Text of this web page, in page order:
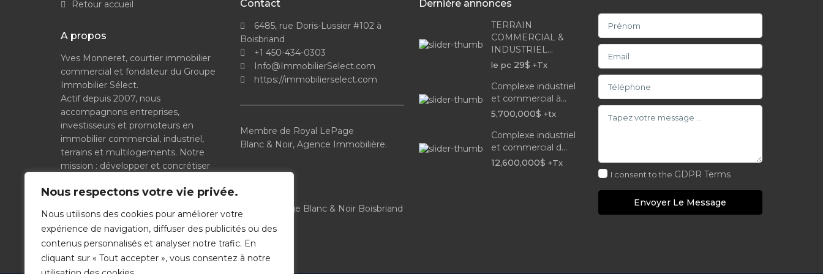
Nous respectons votre vie privée.
Nous utilisons des cookies pour améliorer votre
expérience de navigation, diffuser des publicités ou des
contenus personnalisés et analyser notre trafic. En
cliquant sur « Tout accepter », vous consentez à notre
Retour accueil
A propos
Yves Monneret, courtier immobilier
commercial et fondateur du Groupe
Immobilier Sélect.
Actif depuis 2007, nous
accompagnons entreprises,
investisseurs et promoteurs en
immobilier commercial, industriel,
terrains et multilogements. Notre
mission : développer et concrétiser
simplicité.
Contact
6485, rue Doris-Lussier #102 à
Boisbriand
+1 450-434-0303
Info@ImmobilierSelect.com
https://immobilierselect.com
Membre de Royal LePage
Blanc & Noir, Agence Immobilière.
Royal LePage Blanc & Noir Boisbriand
Dernière annonces
TERRAIN
COMMERCIAL &
INDUSTRIEL...
le pc 29$ +Tx
Complexe industriel
et commercial à...
5,700,000$ +tx
Complexe industriel
et commercial d...
12,600,000$ +Tx
I consent to the GDPR Terms
Envoyer Le Message